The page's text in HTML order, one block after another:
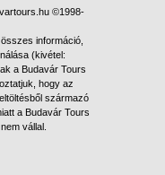
©1998-
információ,
(kivétel:
a Budavár Tours
hogy az
származó
a Budavár Tours
vállal.